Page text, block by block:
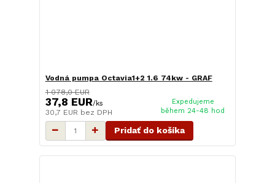
Vodná pumpa Octavia1+2 1.6 74kw - GRAF
1 078,0 EUR
37,8 EUR/ks
30,7 EUR bez DPH
Expedujeme
během 24-48 hod
Pridať do košíka